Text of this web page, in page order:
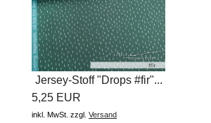
Jersey-Stoff "Drops #fir"...
5,25 EUR
inkl. MwSt. zzgl. Versand